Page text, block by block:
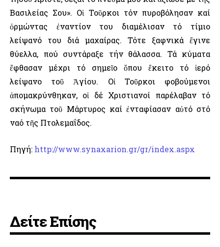
Βασιλείας Σου». Οἱ Τοῦρκοι τόν πυροβόλησαν καί
ὁρμώντας ἐναντίον του διαμέλισαν τό τίμιο
λείψανό του διά μαχαίρας. Τότε ξαφνικά ἔγινε
θύελλα, πού συντάραξε τήν θάλασσα. Τά κύματα
ἔφθασαν μέχρι τό σημεῖο ὅπου ἔκειτο τό ἱερό
λείψανο τοῦ Ἁγίου. Οἱ Τοῦρκοι φοβούμενοι
ἀπομακρύνθηκαν, οἱ δέ Χριστιανοί παρέλαβαν τό
σκήνωμα τοῦ Μάρτυρος καί ἐνταφίασαν αὐτό στό
ναό τῆς Πτολεμαΐδος.
Πηγή: http://www.synaxarion.gr/gr/index.aspx
Δείτε Επίσης